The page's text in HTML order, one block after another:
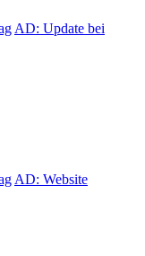
AD: Update bei
AD: Website